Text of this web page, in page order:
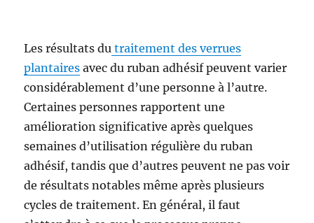
Les résultats du traitement des verrues
plantaires avec du ruban adhésif peuvent varier
considérablement d’une personne à l’autre.
Certaines personnes rapportent une
amélioration significative après quelques
semaines d’utilisation régulière du ruban
adhésif, tandis que d’autres peuvent ne pas voir
de résultats notables même après plusieurs
cycles de traitement. En général, il faut